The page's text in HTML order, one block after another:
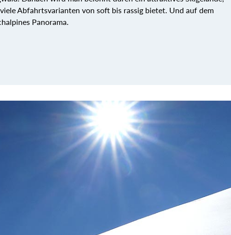
Abfahrtsvarianten von soft bis rassig bietet. Und auf dem
Panorama.